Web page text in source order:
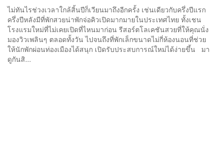
ไม่ทันไรช่วงเวลาใกล้สิ้นปีก็เวียนมาถึงอีกครั้ง เช่นเดียวกับครึ่งปีแรก
ครึ่งปีหลังมีที่พักสวยน่าพักจ่อคิวเปิดมากมายในประเทศไทย ทั้งเชน
โรงแรมใหม่ที่ไม่เคยเปิดที่ไหนมาก่อน รีสอร์ตโลเคชันสวยที่ให้คุณนั่ง
มองวิวเพลินๆ ตลอดทั้งวัน ไปจนถึงที่พักเล็กขนาดไม่กี่ห้องนอนที่ช่วย
ให้นักพักผ่อนท่องเมืองได้สนุก เปิดรับประสบการณ์ใหม่ได้ง่ายขึ้น มา
ดูกันสิ...